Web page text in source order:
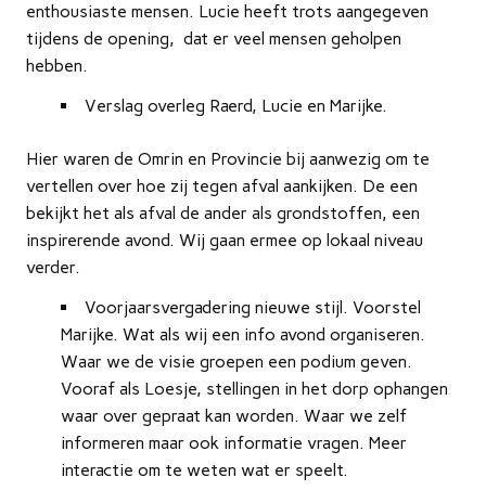
enthousiaste mensen. Lucie heeft trots aangegeven
tijdens de opening, dat er veel mensen geholpen
hebben.
Verslag overleg Raerd, Lucie en Marijke.
Hier waren de Omrin en Provincie bij aanwezig om te
vertellen over hoe zij tegen afval aankijken. De een
bekijkt het als afval de ander als grondstoffen, een
inspirerende avond. Wij gaan ermee op lokaal niveau
verder.
Voorjaarsvergadering nieuwe stijl. Voorstel
Marijke. Wat als wij een info avond organiseren.
Waar we de visie groepen een podium geven.
Vooraf als Loesje, stellingen in het dorp ophangen
waar over gepraat kan worden. Waar we zelf
informeren maar ook informatie vragen. Meer
interactie om te weten wat er speelt.